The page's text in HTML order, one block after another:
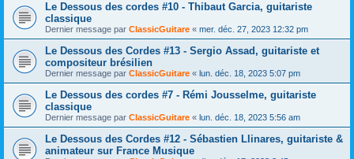
Le Dessous des cordes #10 - Thibaut Garcia, guitariste
classique
Dernier message par ClassicGuitare « mer. déc. 27, 2023 12:32 pm
Le Dessous des Cordes #13 - Sergio Assad, guitariste et
compositeur brésilien
Dernier message par ClassicGuitare « lun. déc. 18, 2023 5:07 pm
Le Dessous des cordes #7 - Rémi Jousselme, guitariste
classique
Dernier message par ClassicGuitare « lun. déc. 18, 2023 5:56 am
Le Dessous des Cordes #12 - Sébastien Llinares, guitariste &
animateur sur France Musique